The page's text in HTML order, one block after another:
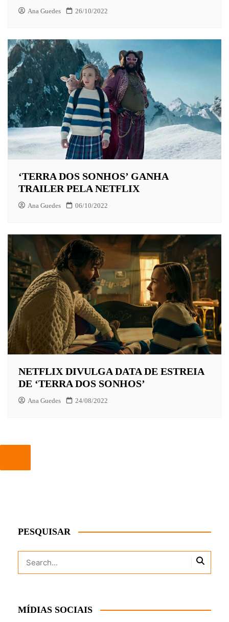
Ana Guedes 26/10/2022
‘TERRA DOS SONHOS’ GANHA
TRAILER PELA NETFLIX
Ana Guedes 06/10/2022
NETFLIX DIVULGA DATA DE ESTREIA
DE ‘TERRA DOS SONHOS’
Ana Guedes 24/08/2022
PESQUISAR
MÍDIAS SOCIAIS